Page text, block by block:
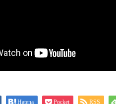
Hatena Pocket RSS